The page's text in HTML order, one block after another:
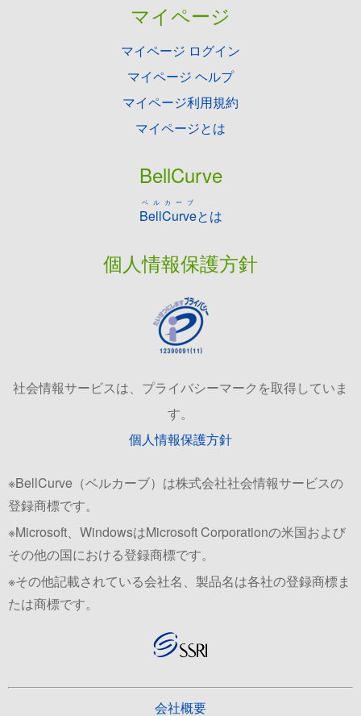
マイページ
マイページ ログイン
マイページ ヘルプ
マイページ利用規約
マイページとは
BellCurve
BellCurve
ベルカーブ
とは
個人情報保護方針
社会情報サービスは、プライバシーマークを取得していま
す。
個人情報保護方針
※BellCurve（ベルカーブ）は株式会社社会情報サービスの
登録商標です。
※Microsoft、WindowsはMicrosoft Corporationの米国および
その他の国における登録商標です。
※その他記載されている会社名、製品名は各社の登録商標ま
たは商標です。
会社概要